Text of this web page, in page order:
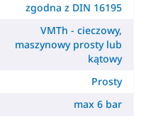
zgodna z DIN 16195
VMTh - cieczowy,
maszynowy prosty lub
kątowy
Prosty
max 6 bar